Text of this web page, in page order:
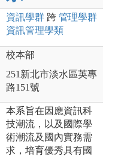
資訊學群 跨 管理學群
資訊管理學類
校本部
251新北市淡水區英專
路151號
本系旨在因應資訊科
技潮流，以及國際學
術潮流及國內實務需
求，培育優秀具有國